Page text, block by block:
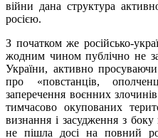
війни дана структура
росією.
З початком же російсько-
жодним чином публічно не
України, активно
про «повстанців,
заперечення воєнних
тимчасово окупованих
визнання і засудження з боку
не пішла досі на повний